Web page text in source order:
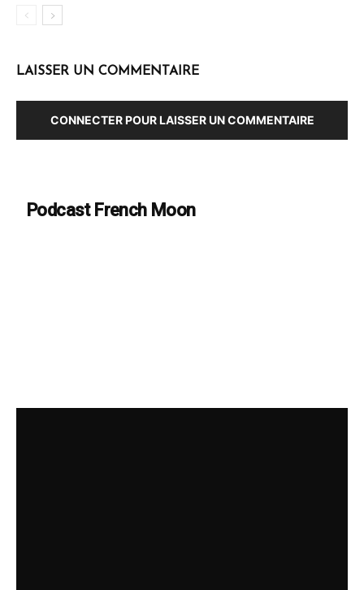
LAISSER UN COMMENTAIRE
CONNECTER POUR LAISSER UN COMMENTAIRE
Podcast French Moon